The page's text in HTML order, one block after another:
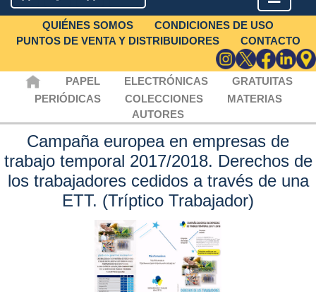
QUIÉNES SOMOS
CONDICIONES DE USO
PUNTOS DE VENTA Y DISTRIBUIDORES
CONTACTO
PAPEL ELECTRÓNICAS
GRATUITAS
PERIÓDICAS
COLECCIONES
MATERIAS
AUTORES
Campaña europea en empresas de
trabajo temporal 2017/2018. Derechos de
los trabajadores cedidos a través de una
ETT. (Tríptico Trabajador)